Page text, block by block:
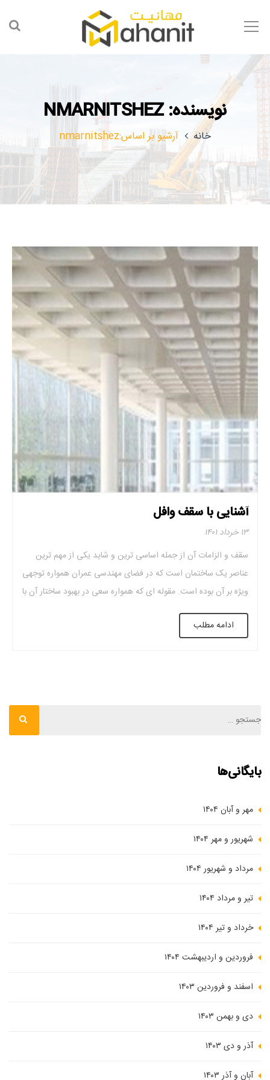
نویسنده: NMARNITSHEZ
خانه آرشیو بر اساس:nmarnitshez
آشنایی با سقف وافل
۱۳ خرداد ۱۴۰۱
سقف و الزامات آن از جمله اساسی ترین و شاید یکی از مهم ترین
عناصر یک ساختمان است که در فضای مهندسی عمران همواره توجهی
ویژه بر آن بوده است. مقوله ای که همواره سعی در بهبود ساختار آن با
توجه به شرایط مکانی، نوع بنا، برآورد هزینه و
ادامه مطلب
بایگانی‌ها
مهر و آبان ۱۴۰۴
شهریور و مهر ۱۴۰۴
مرداد و شهریور ۱۴۰۴
تیر و مرداد ۱۴۰۴
خرداد و تیر ۱۴۰۴
فروردین و اردیبهشت ۱۴۰۴
اسفند و فروردین ۱۴۰۳
دی و بهمن ۱۴۰۳
آذر و دی ۱۴۰۳
آبان و آذر ۱۴۰۳